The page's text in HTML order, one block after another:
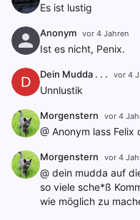
Es ist lustig
Anonym vor 4 Jahren
Ist es nicht, Penix.
D Dein Mudda . . . vor 4
Unnlustik
Morgenstern vor 4
@ Anonym lass
Morgenstern vor 4
@ dein mudda auf
so viele sche*ß
wie möglich zu